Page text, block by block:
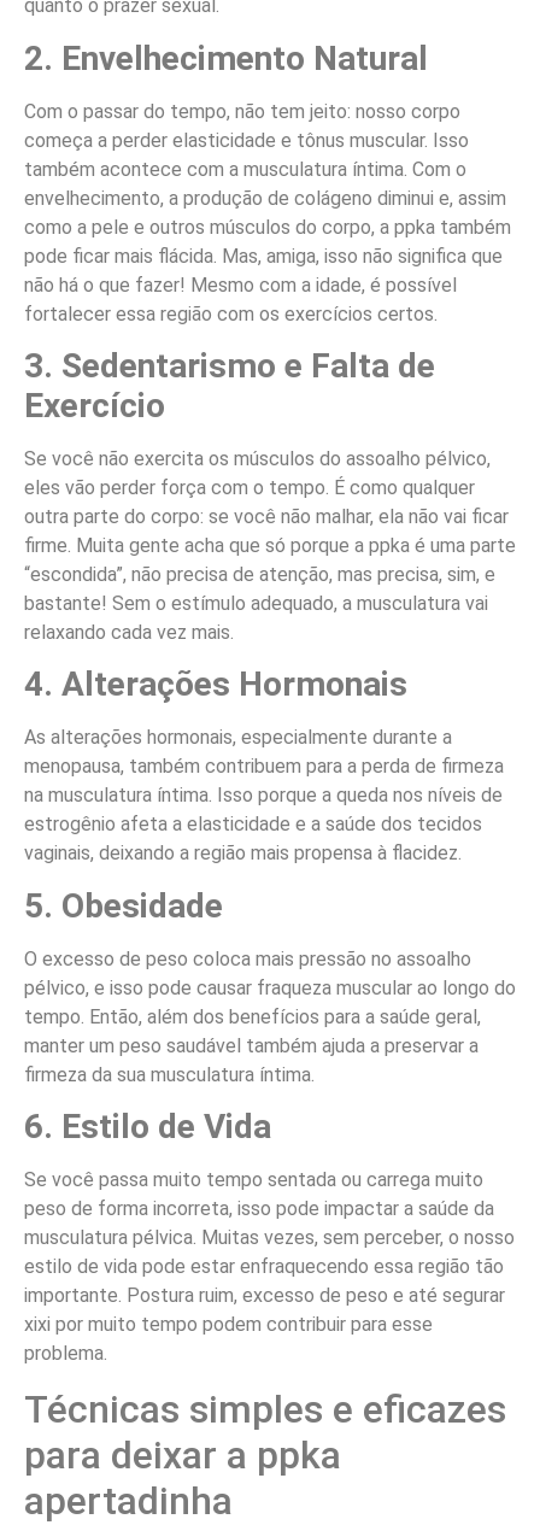
quanto o prazer sexual.
2. Envelhecimento Natural
Com o passar do tempo, não tem jeito: nosso corpo
começa a perder elasticidade e tônus muscular. Isso
também acontece com a musculatura íntima. Com o
envelhecimento, a produção de colágeno diminui e, assim
como a pele e outros músculos do corpo, a ppka também
pode ficar mais flácida. Mas, amiga, isso não significa que
não há o que fazer! Mesmo com a idade, é possível
fortalecer essa região com os exercícios certos.
3. Sedentarismo e Falta de
Exercício
Se você não exercita os músculos do assoalho pélvico,
eles vão perder força com o tempo. É como qualquer
outra parte do corpo: se você não malhar, ela não vai ficar
firme. Muita gente acha que só porque a ppka é uma parte
“escondida”, não precisa de atenção, mas precisa, sim, e
bastante! Sem o estímulo adequado, a musculatura vai
relaxando cada vez mais.
4. Alterações Hormonais
As alterações hormonais, especialmente durante a
menopausa, também contribuem para a perda de firmeza
na musculatura íntima. Isso porque a queda nos níveis de
estrogênio afeta a elasticidade e a saúde dos tecidos
vaginais, deixando a região mais propensa à flacidez.
5. Obesidade
O excesso de peso coloca mais pressão no assoalho
pélvico, e isso pode causar fraqueza muscular ao longo do
tempo. Então, além dos benefícios para a saúde geral,
manter um peso saudável também ajuda a preservar a
firmeza da sua musculatura íntima.
6. Estilo de Vida
Se você passa muito tempo sentada ou carrega muito
peso de forma incorreta, isso pode impactar a saúde da
musculatura pélvica. Muitas vezes, sem perceber, o nosso
estilo de vida pode estar enfraquecendo essa região tão
importante. Postura ruim, excesso de peso e até segurar
xixi por muito tempo podem contribuir para esse
problema.
Técnicas simples e eficazes
para deixar a ppka
apertadinha